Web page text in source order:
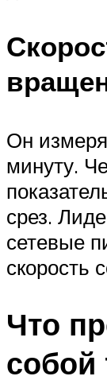
Он
минуту.
срез.
сетевые
скорость
Что
собой